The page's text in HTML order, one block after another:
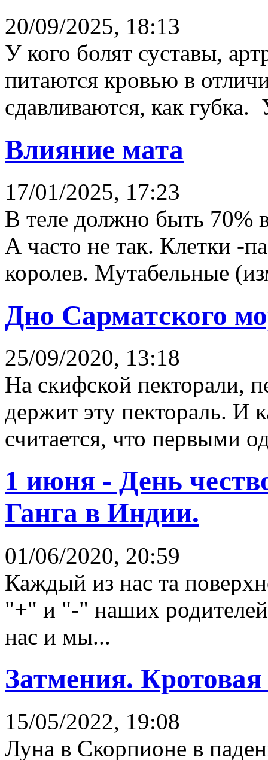
20/09/2025, 18:13
У кого болят суставы,
питаются кровью в
сдавливаются, как губка.
Влияние мата
17/01/2025, 17:23
В теле должно быть 70%
А часто не так. Клетки -
королев. Мутабельные
Дно Сарматского
25/09/2020, 13:18
На скифской пекторали,
держит эту пектораль. И
считается, что первыми
1 июня - День
Ганга в Индии.
01/06/2020, 20:59
Каждый из нас та
"+" и "-" наших
нас и мы...
Затмения.
15/05/2022, 19:08
Луна в Скорпионе в